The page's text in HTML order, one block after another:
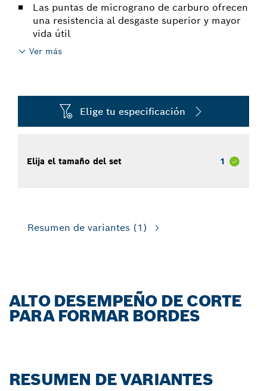
Las puntas de micrograno de carburo ofrecen
una resistencia al desgaste superior y mayor
vida útil
Ver más
Elige tu especificación
Elija el tamaño del set 1
Resumen de variantes (1)
ALTO DESEMPEÑO DE CORTE
PARA FORMAR BORDES
RESUMEN DE VARIANTES